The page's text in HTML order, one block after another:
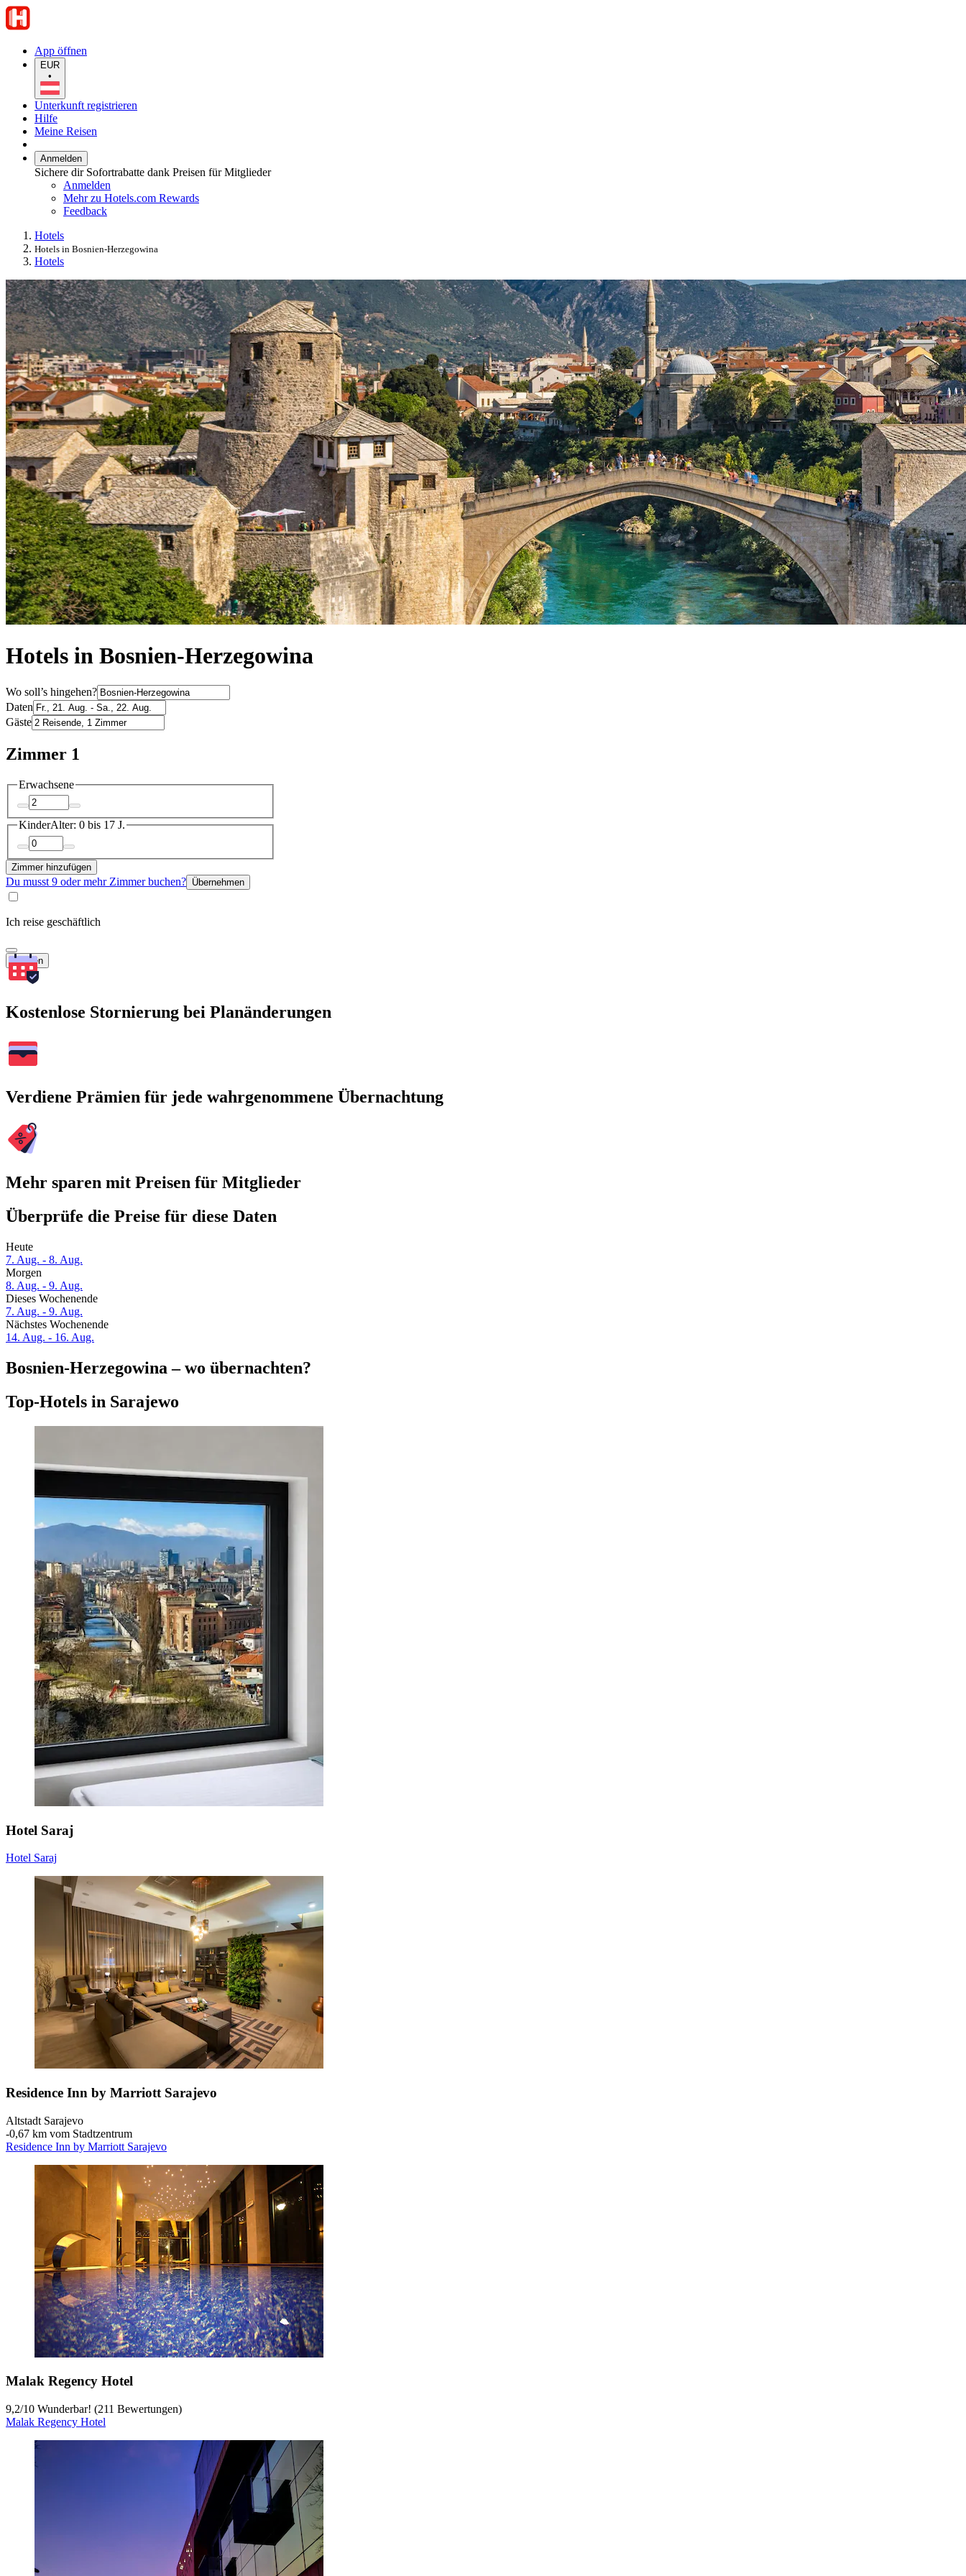
App öffnen
EUR
•
Unterkunft registrieren
Hilfe
Meine Reisen
Anmelden
Sichere dir Sofortrabatte dank Preisen für Mitglieder
Anmelden
Mehr zu Hotels.com Rewards
Feedback
Hotels
Hotels in Bosnien-Herzegowina
Hotels
Hotels in Bosnien-Herzegowina
Wo soll’s hingehen?
Daten
Gäste
Zimmer 1
Erwachsene
KinderAlter: 0 bis 17 J.
Zimmer hinzufügen
Du musst 9 oder mehr Zimmer buchen? Übernehmen
Ich reise geschäftlich
Suchen
Kostenlose Stornierung bei Planänderungen
Verdiene Prämien für jede wahrgenommene Übernachtung
Mehr sparen mit Preisen für Mitglieder
Überprüfe die Preise für diese Daten
Heute
7. Aug. - 8. Aug.
Morgen
8. Aug. - 9. Aug.
Dieses Wochenende
7. Aug. - 9. Aug.
Nächstes Wochenende
14. Aug. - 16. Aug.
Bosnien-Herzegowina – wo übernachten?
Top-Hotels in Sarajewo
Hotel Saraj
Hotel Saraj
Residence Inn by Marriott Sarajevo
Altstadt Sarajevo
‐0,67 km vom Stadtzentrum
Residence Inn by Marriott Sarajevo
Malak Regency Hotel
9,2/10 Wunderbar! (211 Bewertungen)
Malak Regency Hotel